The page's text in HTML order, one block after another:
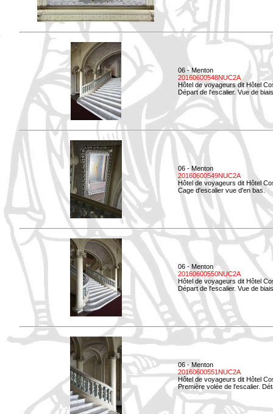
06 - Menton
20160600548NUC2A
Hôtel de voyageurs dit Hôtel
Départ de l'escalier. Vue de
06 - Menton
20160600549NUC2A
Hôtel de voyageurs dit Hôtel
Cage d'escalier vue d'en bas.
06 - Menton
20160600550NUC2A
Hôtel de voyageurs dit Hôtel
Départ de l'escalier. Vue de
06 - Menton
20160600551NUC2A
Hôtel de voyageurs dit Hôtel
Première volée de l'escalier.